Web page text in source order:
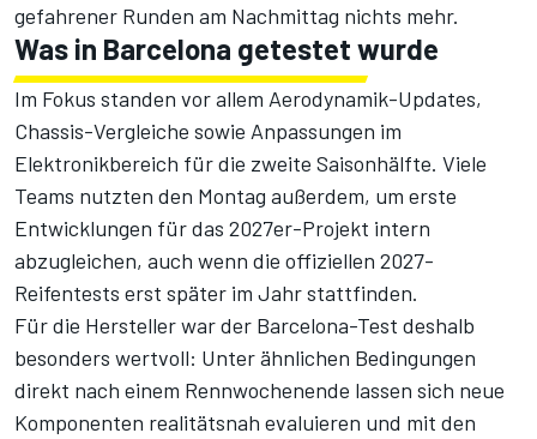
gefahrener Runden am Nachmittag nichts mehr.
Was in Barcelona getestet wurde
Im Fokus standen vor allem Aerodynamik-Updates,
Chassis-Vergleiche sowie Anpassungen im
Elektronikbereich für die zweite Saisonhälfte. Viele
Teams nutzten den Montag außerdem, um erste
Entwicklungen für das 2027er-Projekt intern
abzugleichen, auch wenn die offiziellen 2027-
Reifentests erst später im Jahr stattfinden.
Für die Hersteller war der Barcelona-Test deshalb
besonders wertvoll: Unter ähnlichen Bedingungen
direkt nach einem Rennwochenende lassen sich neue
Komponenten realitätsnah evaluieren und mit den